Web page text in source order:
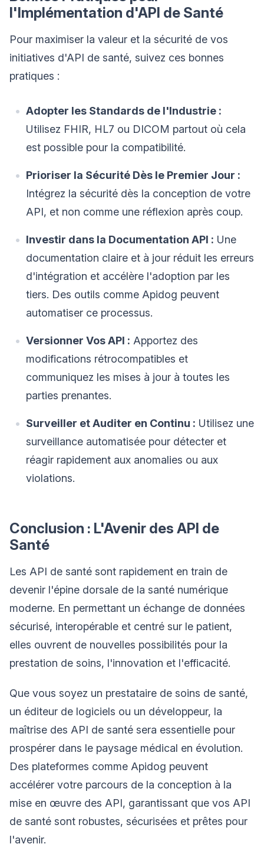
l'Implémentation d'API de Santé
Pour maximiser la valeur et la sécurité de vos
initiatives d'API de santé, suivez ces bonnes
pratiques :
Adopter les Standards de l'Industrie :
Utilisez FHIR, HL7 ou DICOM partout où cela
est possible pour la compatibilité.
Prioriser la Sécurité Dès le Premier Jour :
Intégrez la sécurité dès la conception de votre
API, et non comme une réflexion après coup.
Investir dans la Documentation API : Une
documentation claire et à jour réduit les erreurs
d'intégration et accélère l'adoption par les
tiers. Des outils comme Apidog peuvent
automatiser ce processus.
Versionner Vos API : Apportez des
modifications rétrocompatibles et
communiquez les mises à jour à toutes les
parties prenantes.
Surveiller et Auditer en Continu : Utilisez une
surveillance automatisée pour détecter et
réagir rapidement aux anomalies ou aux
violations.
Conclusion : L'Avenir des API de
Santé
Les API de santé sont rapidement en train de
devenir l'épine dorsale de la santé numérique
moderne. En permettant un échange de données
sécurisé, interopérable et centré sur le patient,
elles ouvrent de nouvelles possibilités pour la
prestation de soins, l'innovation et l'efficacité.
Que vous soyez un prestataire de soins de santé,
un éditeur de logiciels ou un développeur, la
maîtrise des API de santé sera essentielle pour
prospérer dans le paysage médical en évolution.
Des plateformes comme Apidog peuvent
accélérer votre parcours de la conception à la
mise en œuvre des API, garantissant que vos API
de santé sont robustes, sécurisées et prêtes pour
l'avenir.